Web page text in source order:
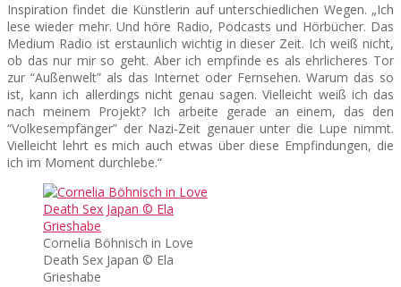
Inspiration findet die Künstlerin auf unterschiedlichen Wegen. „Ich
lese wieder mehr. Und höre Radio, Podcasts und Hörbücher. Das
Medium Radio ist erstaunlich wichtig in dieser Zeit. Ich weiß nicht,
ob das nur mir so geht. Aber ich empfinde es als ehrlicheres Tor
zur “Außenwelt” als das Internet oder Fernsehen. Warum das so
ist, kann ich allerdings nicht genau sagen. Vielleicht weiß ich das
nach meinem Projekt? Ich arbeite gerade an einem, das den
“Volkesempfänger” der Nazi-Zeit genauer unter die Lupe nimmt.
Vielleicht lehrt es mich auch etwas über diese Empfindungen, die
ich im Moment durchlebe.“
Cornelia Böhnisch in Love
Death Sex Japan © Ela
Grieshabe